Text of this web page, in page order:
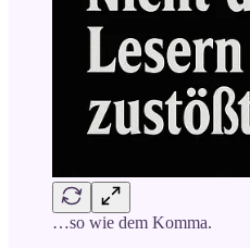
…so wie dem Komma.